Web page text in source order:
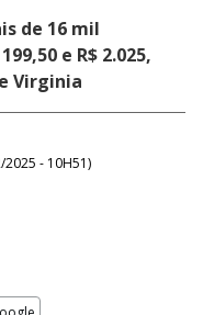
de 16 mil
e R$ 2.025,
Virginia
2025 - 10H51)